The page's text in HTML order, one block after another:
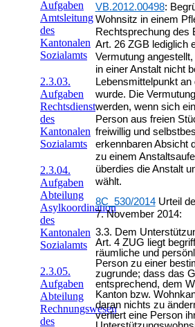
Aufgaben
Amtsleitung
des
Kantonalen
Sozialamts
2.3.03.
Aufgaben
Rechtsdienst
des
Kantonalen
Sozialamts
2.3.04.
Aufgaben
Abteilung
Asylkoordination
des
Kantonalen
Sozialamts
2.3.05.
Aufgaben
Abteilung
Rechnungswesen
des
VB.2012.00498:
Wohnsitz in einem
Rechtsprechung des
Art. 26 ZGB lediglich
Vermutung
in einer Anstalt nicht
Lebensmittelpunkt
wurde. Die
werden, wenn sich
Person aus freien
freiwillig und
erkennbaren Absicht
zu einem
überdies die Anstalt
wählt.
8C_530/2014Urteil
7. November 2014:
3.3. Dem
Art. 4 ZUG liegt
räumliche und
Person zu einer
zugrunde; dass das
entsprechend, dem
Kanton bzw.
daran nichts zu
verliert eine Person